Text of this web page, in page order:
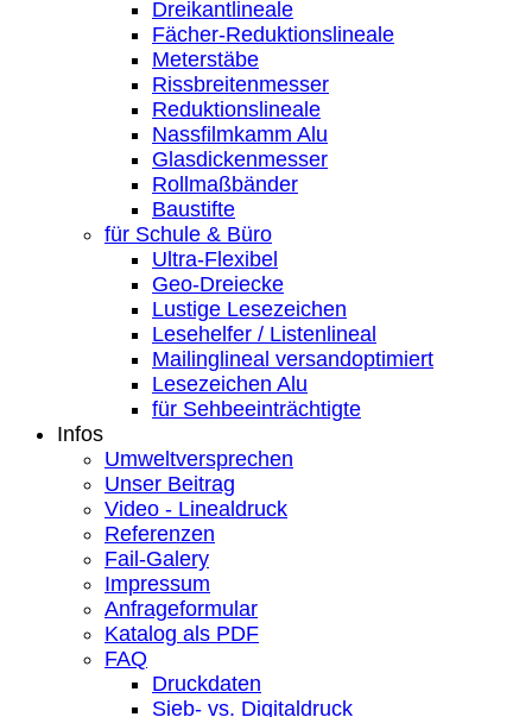
Dreikantlineale
Fächer-Reduktionslineale
Meterstäbe
Rissbreitenmesser
Reduktionslineale
Nassfilmkamm Alu
Glasdickenmesser
Rollmaßbänder
Baustifte
für Schule & Büro
Ultra-Flexibel
Geo-Dreiecke
Lustige Lesezeichen
Lesehelfer / Listenlineal
Mailinglineal versandoptimiert
Lesezeichen Alu
für Sehbeeinträchtigte
Infos
Umweltversprechen
Unser Beitrag
Video - Linealdruck
Referenzen
Fail-Galery
Impressum
Anfrageformular
Katalog als PDF
FAQ
Druckdaten
Sieb- vs. Digitaldruck